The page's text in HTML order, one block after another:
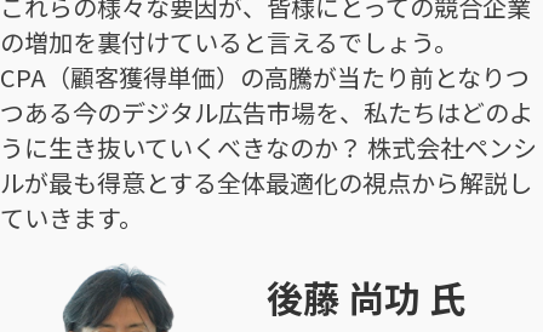
の増加を裏付けていると言えるでしょう。
CPA（顧客獲得単価）の高騰が当たり前となりつ
つある今のデジタル広告市場を、私たちはどのよ
うに生き抜いていくべきなのか？ 株式会社ペンシ
ルが最も得意とする全体最適化の視点から解説し
ていきます。
後藤 尚功 氏